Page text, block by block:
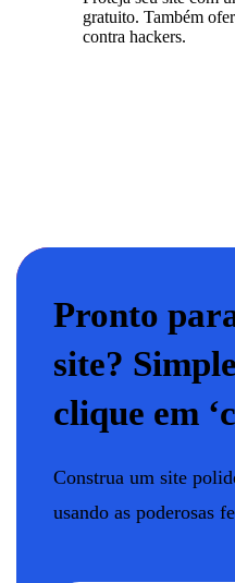
gratuito. Também
contra hackers.
Pronto
site?
clique em
Construa um site
usando as poderosas